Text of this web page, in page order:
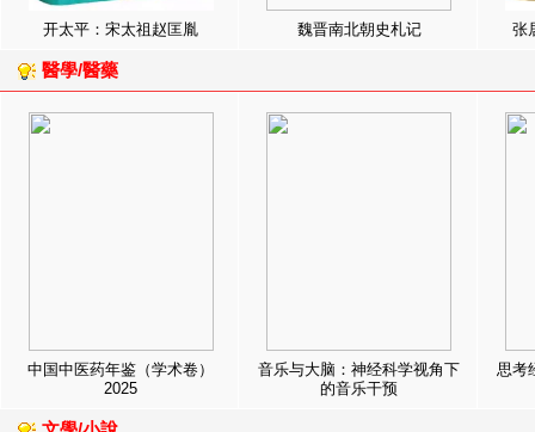
开太平：宋太祖赵匡胤 魏晋南北朝史札记 张
醫學/醫藥
中国中医药年鉴（学术卷）
2025
音乐与大脑：神经科学视角下
的音乐干预
思考